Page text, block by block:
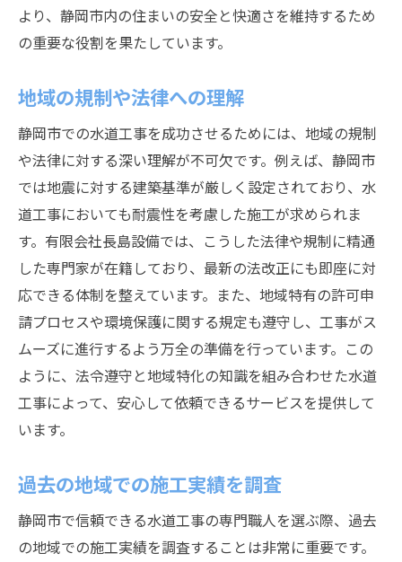
より、静岡市内の住まいの安全と快適さを維持するため
の重要な役割を果たしています。
地域の規制や法律への理解
静岡市での水道工事を成功させるためには、地域の規制
や法律に対する深い理解が不可欠です。例えば、静岡市
では地震に対する建築基準が厳しく設定されており、水
道工事においても耐震性を考慮した施工が求められま
す。有限会社長島設備では、こうした法律や規制に精通
した専門家が在籍しており、最新の法改正にも即座に対
応できる体制を整えています。また、地域特有の許可申
請プロセスや環境保護に関する規定も遵守し、工事がス
ムーズに進行するよう万全の準備を行っています。この
ように、法令遵守と地域特化の知識を組み合わせた水道
工事によって、安心して依頼できるサービスを提供して
います。
過去の地域での施工実績を調査
静岡市で信頼できる水道工事の専門職人を選ぶ際、過去
の地域での施工実績を調査することは非常に重要です。